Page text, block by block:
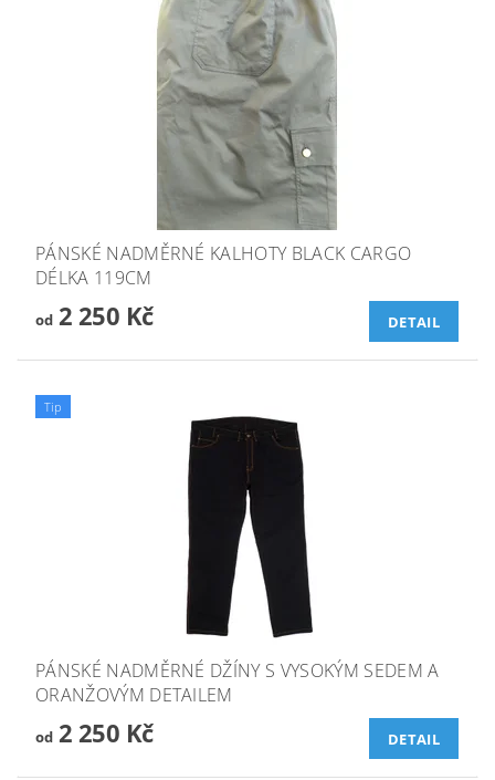
PÁNSKÉ NADMĚRNÉ KALHOTY BLACK CARGO
DÉLKA 119CM
od2 250 Kč DETAIL
Tip
PÁNSKÉ NADMĚRNÉ DŽÍNY S VYSOKÝM SEDEM A
ORANŽOVÝM DETAILEM
od2 250 Kč DETAIL